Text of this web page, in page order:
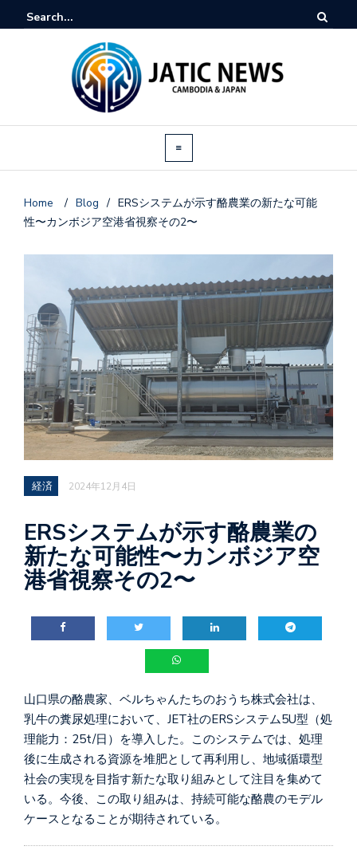
Home / Blog / ERSシステムが示す酪農業の新たな可能
性〜カンボジア空港省視察その2〜
経済 2024年12月4日
ERSシステムが示す酪農業の
新たな可能性〜カンボジア空
港省視察その2〜
山口県の酪農家、ベルちゃんたちのおうち株式会社は、
乳牛の糞尿処理において、JET社のERSシステム5U型（処
理能力：25t/日）を導入した。このシステムでは、処理
後に生成される資源を堆肥として再利用し、地域循環型
社会の実現を目指す新たな取り組みとして注目を集めて
いる。今後、この取り組みは、持続可能な酪農のモデル
ケースとなることが期待されている。